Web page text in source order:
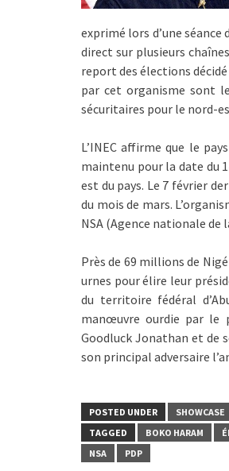
exprimé lors d’une
direct sur plusieurs
report des élections
par cet organisme sont
sécuritaires pour le nord-
L’INEC affirme que le
maintenu pour la date du
est du pays. Le 7 février
du mois de mars.
NSA (Agence nationale de
Près de 69 millions de
urnes pour élire leur
du territoire fédéral
manœuvre ourdie par le
Goodluck Jonathan et de
son principal adversaire
POSTED UNDER
SHOWCASE
TAGGED
BOKO HARAM
NSA
PDP